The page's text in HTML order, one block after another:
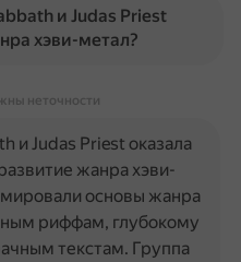
и Judas Priest
хэви-метал?
неточности
и Judas Priest оказала
жанра хэви-
основы жанра
риффам, глубокому
текстам. Группа